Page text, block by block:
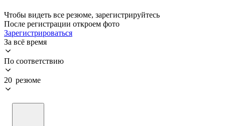
Чтобы видеть все резюме, зарегистрируйтесь
После регистрации откроем фото
Зарегистрироваться
За всё время
По соответствию
20 резюме